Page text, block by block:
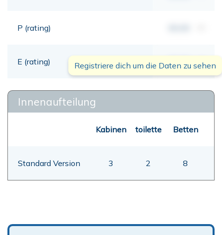
P (rating)
E (rating) 00,00 mt
Registriere dich um die Daten zu sehen
Innenaufteilung
Kabinen toilette Betten
Standard Version 3 2 8